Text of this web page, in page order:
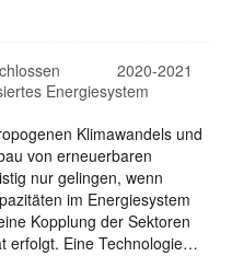
2020-2021
Energiesystem
Klimawandels und
von erneuerbaren
nur gelingen, wenn
im Energiesystem
Kopplung der Sektoren
erfolgt. Eine Technologie…